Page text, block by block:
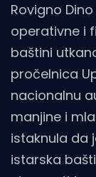
Rovigno
operativne i
baštini
pročelnica
nacionalnu
manjine i
istaknula da
istarska